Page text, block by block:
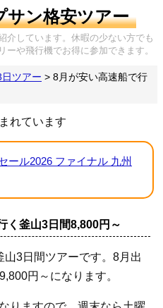
サン格安ツアー
介しています。休暇の少ない方でも
ーや飛行機でお得に参加できます。
日ツアー > 8月が安い高速船で行
れています
ール2026 ファイナル 九州
く釜山3日間8,800円～
3日間ツアーです。8月出
円～になります。